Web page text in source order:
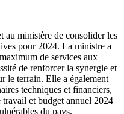
au ministère de consolider les
pour 2024. La ministre a
de services aux
de renforcer la synergie et
le terrain. Elle a également
techniques et financiers,
et budget annuel 2024
du pays.